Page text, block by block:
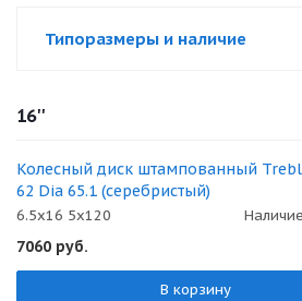
Типоразмеры и наличие
16''
Колесный диск штампованный Trebl
62 Dia 65.1 (серебристый)
6.5x16 5x120
7060 руб.
В корзину